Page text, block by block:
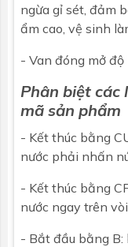
ngừa gỉ sét, đảm
ẩm cao, vệ sinh
- Van đóng mở độ
Phân biệt các
mã sản phẩm
- Kết thúc bằng
nước phải nhấn
- Kết thúc bằng
nước ngay trên
- Bắt đầu bằng